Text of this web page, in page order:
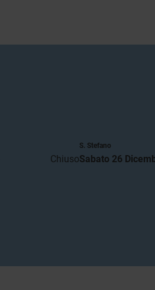
Chiuso
S. Stefano
Sabato 26